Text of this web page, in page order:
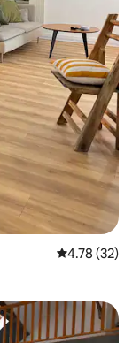
औसत रेटिंग 5 में
4.78 (32)